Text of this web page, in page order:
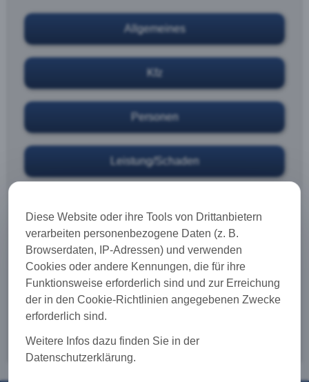
Allgemeines
Kfz
Personen
Leistung/Schaden
Onlineabschluss-Europäische
Reiseversicherung
Onlineabschluss-Wiener-Städtische
Diese Website oder ihre Tools von Drittanbietern
verarbeiten personenbezogene Daten (z. B.
Browserdaten, IP-Adressen) und verwenden
Cookies oder andere Kennungen, die für ihre
Funktionsweise erforderlich sind und zur Erreichung
der in den Cookie-Richtlinien angegebenen Zwecke
erforderlich sind.
Weitere Infos dazu finden Sie in der
Datenschutzerklärung.